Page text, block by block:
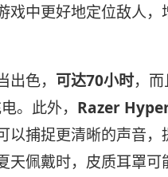
戏中更好地定位敌人，
色， 可达70小时，
。此外， Razer
以捕捉更清晰的声音，
天佩戴时，皮质耳罩可